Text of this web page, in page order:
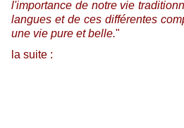
l'importance de notre vie
langues et de ces différentes
une vie pure et belle."
la suite :